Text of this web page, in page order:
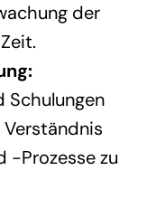
der
Schulungen
-Prozesse zu